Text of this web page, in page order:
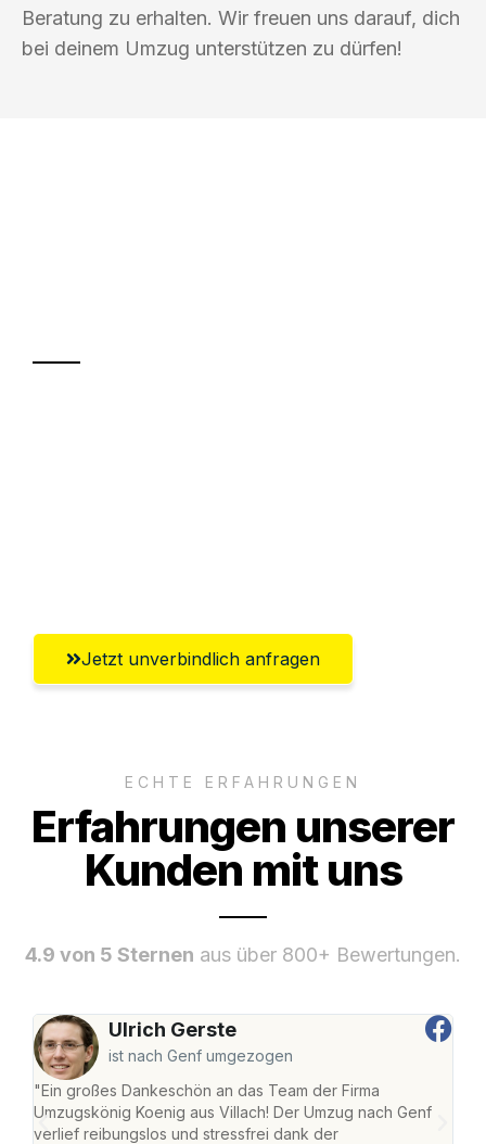
Beratung zu erhalten. Wir freuen uns darauf, dich
bei deinem Umzug unterstützen zu dürfen!
Jetzt unverbindlich anfragen
ECHTE ERFAHRUNGEN
Erfahrungen unserer
Kunden mit uns
4.9 von 5 Sternen aus über 800+ Bewertungen.
Ulrich Gerste
ist nach Genf umgezogen
"Ein großes Dankeschön an das Team der Firma
Umzugskönig Koenig aus Villach! Der Umzug nach Genf
verlief reibungslos und stressfrei dank der